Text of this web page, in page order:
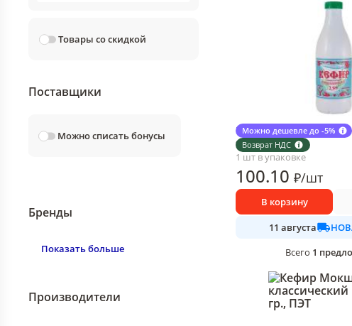
Товары со скидкой
Поставщики
Можно списать бонусы
Бренды
Показать больше
Производители
Можно дешевле до -5%
Возврат НДС
Кефир Мокшанский
930 гр., ПЭТ
1 шт в упаковке
100.10 ₽/шт
В корзину
11 августа
Всего 1